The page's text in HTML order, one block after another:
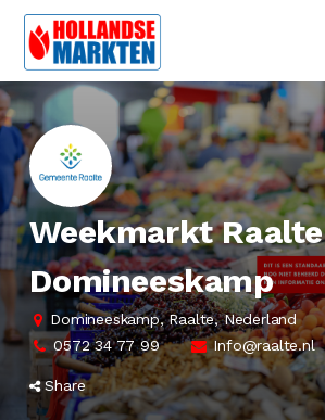
Weekmarkt Raalte
Domineeskamp
Domineeskamp, Raalte, Nederland
0572 34 77 99
Info@raalte.nl
Share